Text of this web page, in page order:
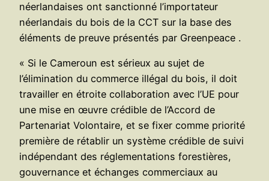
néerlandaises ont sanctionné l’importateur
néerlandais du bois de la CCT sur la base des
éléments de preuve présentés par Greenpeace .
« Si le Cameroun est sérieux au sujet de
l’élimination du commerce illégal du bois, il doit
travailler en étroite collaboration avec l’UE pour
une mise en œuvre crédible de l’Accord de
Partenariat Volontaire, et se fixer comme priorité
première de rétablir un système crédible de suivi
indépendant des réglementations forestières,
gouvernance et échanges commerciaux au